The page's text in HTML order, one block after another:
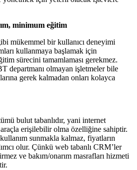
minimum eğitim
mükemmel bir kullanıcı deneyimi
kullanmaya başlamak için
sürecini tamamlaması gerekmez.
departmanı olmayan işletmeler bile
gerek kalmadan onları kolayca
bulut tabanlıdır, yani internet
erişilebilir olma özelliğine sahiptir.
sunmakla kalmaz, fiyatların
olur. Çünkü web tabanlı CRM’ler
ve bakım/onarım masrafları hizmeti